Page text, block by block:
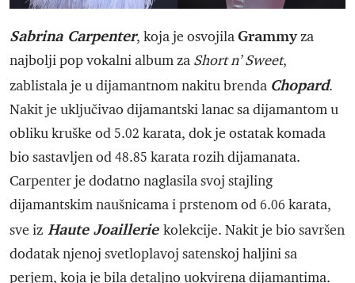
Sabrina Carpenter, koja je osvojilaGrammyza
najbolji pop vokalni album za Short n’ Sweet,
zablistala je u dijamantnom nakitu brenda Chopard.
Nakit je uključivao dijamantski lanac sa dijamantom u
obliku kruške od 5.02 karata, dok je ostatak komada
bio sastavljen od 48.85 karata rozih dijamanata.
Carpenter je dodatno naglasila svoj stajling
dijamantskim naušnicama i prstenom od 6.06 karata,
sve iz Haute Joaillerie kolekcije. Nakit je bio savršen
dodatak njenoj svetloplavoj satenskoj haljini sa
perjem, koja je bila detaljno uokvirena dijamantima.